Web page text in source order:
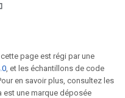
page est régi par une
, et les échantillons de code
en savoir plus, consultez les
est une marque déposée